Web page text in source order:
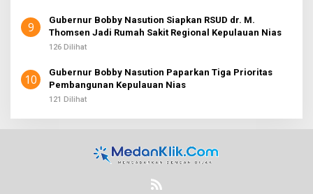
9
Gubernur Bobby Nasution Siapkan RSUD dr. M.
Thomsen Jadi Rumah Sakit Regional Kepulauan Nias
126 Dilihat
10
Gubernur Bobby Nasution Paparkan Tiga Prioritas
Pembangunan Kepulauan Nias
121 Dilihat